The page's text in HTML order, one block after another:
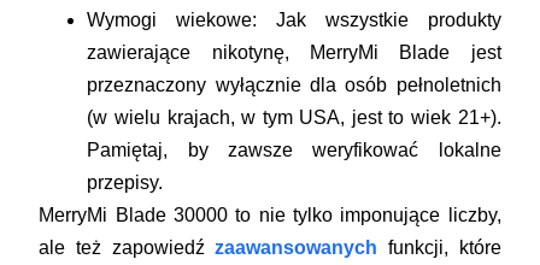
Wymogi wiekowe: Jak wszystkie produkty
zawierające nikotynę, MerryMi Blade jest
przeznaczony wyłącznie dla osób pełnoletnich
(w wielu krajach, w tym USA, jest to wiek 21+).
Pamiętaj, by zawsze weryfikować lokalne
przepisy.
MerryMi Blade 30000 to nie tylko imponujące liczby,
ale też zapowiedźzaawansowanych funkcji, które